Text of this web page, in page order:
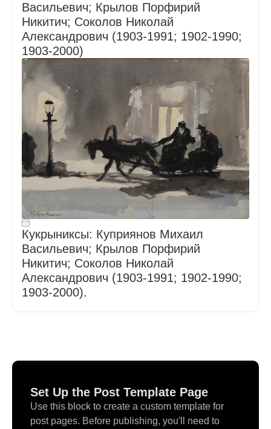
Васильевич; Крылов Порфирий
Никитич; Соколов Николай
Александрович (1903-1991; 1902-1990;
1903-2000)
Кукрыниксы: Куприянов Михаил
Васильевич; Крылов Порфирий
Никитич; Соколов Николай
Александрович (1903-1991; 1902-1990;
1903-2000).
Set Up the Post Template Page
Use this block to create a custom template for
post pages. Before publishing, you'll need to